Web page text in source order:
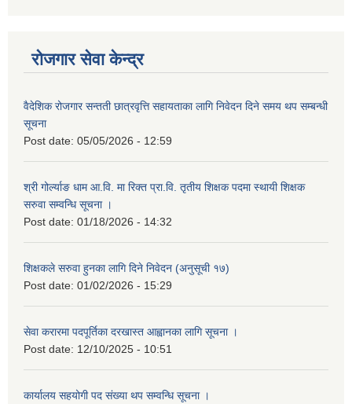
रोजगार सेवा केन्द्र
वैदेशिक रोजगार सन्तती छात्रवृत्ति सहायताका लागि निवेदन दिने समय थप सम्बन्धी
सूचना
Post date: 05/05/2026 - 12:59
श्री गोर्ल्याङ धाम आ.वि. मा रिक्त प्रा.वि. तृतीय शिक्षक पदमा स्थायी शिक्षक
सरुवा सम्वन्धि सूचना ।
Post date: 01/18/2026 - 14:32
शिक्षकले सरुवा हुनका लागि दिने निवेदन (अनुसूची १७)
Post date: 01/02/2026 - 15:29
सेवा करारमा पदपूर्तिका दरखास्त आह्वानका लागि सूचना ।
Post date: 12/10/2025 - 10:51
कार्यालय सहयोगी पद संख्या थप सम्वन्धि सूचना ।